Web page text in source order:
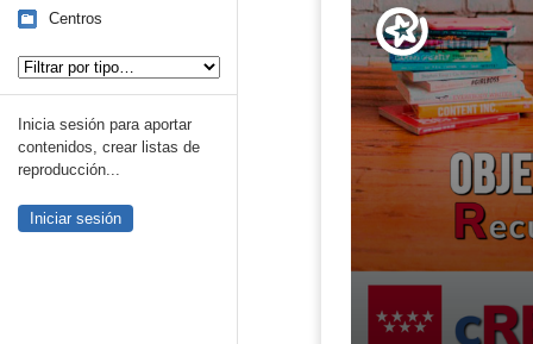
Centros
Inicia sesión para aportar
contenidos, crear listas de
reproducción...
Iniciar sesión
50%